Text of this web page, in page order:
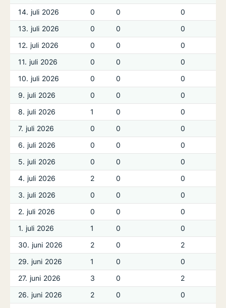
14. juli 2026
0 0
0
13. juli 2026
0 0
0
12. juli 2026
0 0
0
11. juli 2026
0 0
0
10. juli 2026
0 0
0
9. juli 2026
0 0
0
8. juli 2026
1 0
0
7. juli 2026
0 0
0
6. juli 2026
0 0
0
5. juli 2026
0 0
0
4. juli 2026
2 0
0
3. juli 2026
0 0
0
2. juli 2026
0 0
0
1. juli 2026
1 0
0
30. juni 2026
2 0
2
29. juni 2026
1 0
0
27. juni 2026
3 0
2
26. juni 2026
2 0
0